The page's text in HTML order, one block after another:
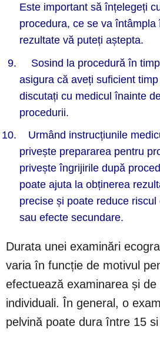
Este important să înțelegeți
procedura, ce se va întâmpla
rezultate vă puteți aștepta.
Sosind la procedură în
asigura că aveți suficient
discutați cu medicul înainte
procedurii.
Urmând instrucțiunile
privește prepararea pentru
privește îngrijirile după
poate ajuta la obținerea
precise și poate reduce
sau efecte secundare.
Durata unei examinări
varia în funcție de motivul
efectuează examinarea și de
individuali. În general, o
pelvină poate dura între 15